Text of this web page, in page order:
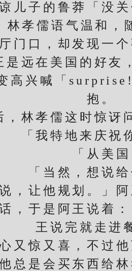
儿子的鲁莽「没关
儒语气温和，随
口，却发现一个
是远在美国的好友
兴喊「surprise!
抱。
孝儒这时惊讶问
我特地来庆祝你
「从美国
「当然，想说给
让他规划。」阿
，于是阿王说着
王说完就走进
惊又喜，不过他
总是会买东西给